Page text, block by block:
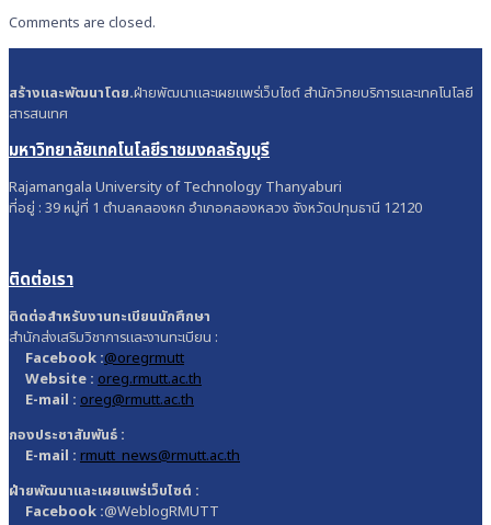
Comments are closed.
สร้างและพัฒนาโดย.ฝ่ายพัฒนาและเผยแพร่เว็บไซต์ สำนักวิทยบริการและเทคโนโลยี
สารสนเทศ
มหาวิทยาลัยเทคโนโลยีราชมงคลธัญบุรี
Rajamangala University of Technology Thanyaburi
ที่อยู่ : 39 หมู่ที่ 1 ตำบลคลองหก อำเภอคลองหลวง จังหวัดปทุมธานี 12120
ติดต่อเรา
ติดต่อสำหรับงานทะเบียนนักศึกษา
สำนักส่งเสริมวิชาการและงานทะเบียน :
Facebook :@oregrmutt
Website : oreg.rmutt.ac.th
E-mail : oreg@rmutt.ac.th
กองประชาสัมพันธ์ :
E-mail : rmutt_news@rmutt.ac.th
ฝ่ายพัฒนาและเผยแพร่เว็บไซต์ :
Facebook :@WeblogRMUTT